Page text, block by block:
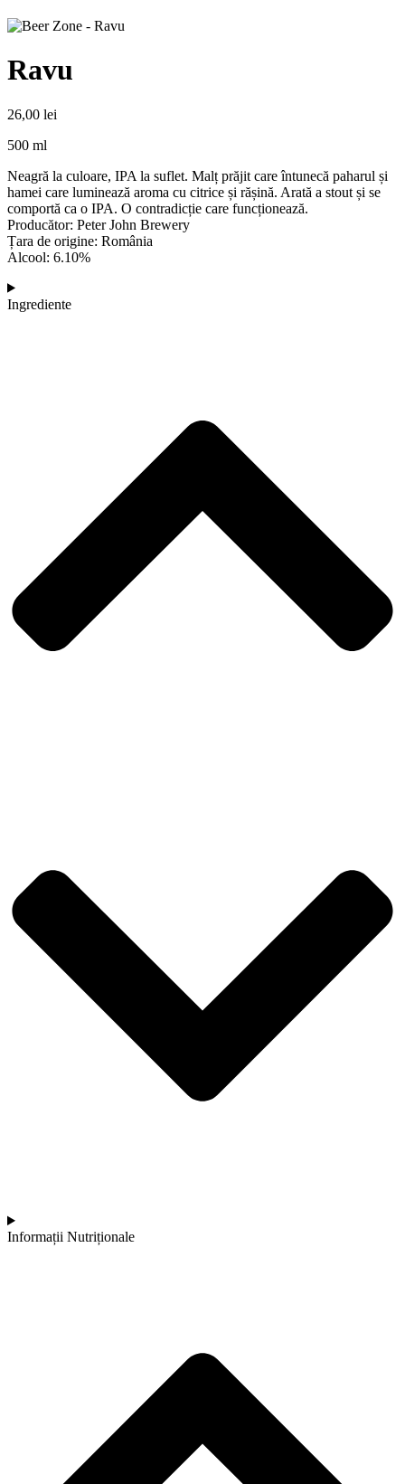
Ravu
26,00 lei
500 ml
Neagră la culoare, IPA la suflet. Malț prăjit care întunecă paharul și
hamei care luminează aroma cu citrice și rășină. Arată a stout și se
comportă ca o IPA. O contradicție care funcționează.
Producător: Peter John Brewery
Țara de origine: România
Alcool: 6.10%
Ingrediente
Informații Nutriționale